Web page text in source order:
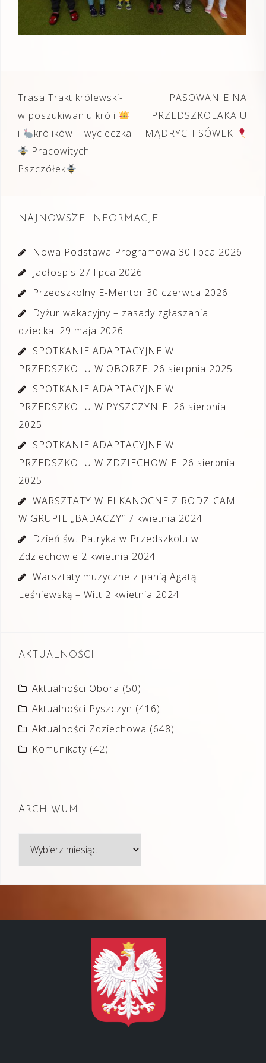
Nawigacja
wpisu
Trasa Trakt królewski-
w poszukiwaniu króli
i
królików – wycieczka
Pracowitych
Pszczółek
PASOWANIE NA
PRZEDSZKOLAKA U
MĄDRYCH SÓWEK
NAJNOWSZE INFORMACJE
Nowa Podstawa Programowa 30 lipca 2026
Jadłospis 27 lipca 2026
Przedszkolny E-Mentor 30 czerwca 2026
Dyżur wakacyjny – zasady zgłaszania
dziecka. 29 maja 2026
SPOTKANIE ADAPTACYJNE W
PRZEDSZKOLU W OBORZE. 26 sierpnia 2025
SPOTKANIE ADAPTACYJNE W
PRZEDSZKOLU W PYSZCZYNIE. 26 sierpnia
2025
SPOTKANIE ADAPTACYJNE W
PRZEDSZKOLU W ZDZIECHOWIE. 26 sierpnia
2025
WARSZTATY WIELKANOCNE Z RODZICAMI
W GRUPIE „BADACZY” 7 kwietnia 2024
Dzień św. Patryka w Przedszkolu w
Zdziechowie 2 kwietnia 2024
Warsztaty muzyczne z panią Agatą
Leśniewską – Witt 2 kwietnia 2024
AKTUALNOŚCI
Aktualności Obora (50)
Aktualności Pyszczyn (416)
Aktualności Zdziechowa (648)
Komunikaty (42)
ARCHIWUM